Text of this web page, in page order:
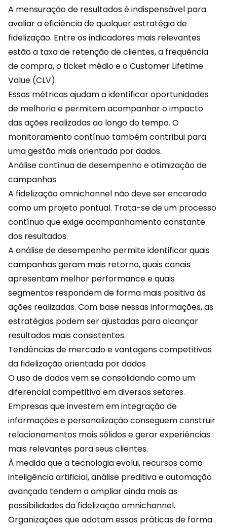
A mensuração de resultados é indispensável para
avaliar a eficiência de qualquer estratégia de
fidelização. Entre os indicadores mais relevantes
estão a taxa de retenção de clientes, a frequência
de compra, o ticket médio e o Customer Lifetime
Value (CLV).
Essas métricas ajudam a identificar oportunidades
de melhoria e permitem acompanhar o impacto
das ações realizadas ao longo do tempo. O
monitoramento contínuo também contribui para
uma gestão mais orientada por dados.
Análise contínua de desempenho e otimização de
campanhas
A fidelização omnichannel não deve ser encarada
como um projeto pontual. Trata-se de um processo
contínuo que exige acompanhamento constante
dos resultados.
A análise de desempenho permite identificar quais
campanhas geram mais retorno, quais canais
apresentam melhor performance e quais
segmentos respondem de forma mais positiva às
ações realizadas. Com base nessas informações, as
estratégias podem ser ajustadas para alcançar
resultados mais consistentes.
Tendências de mercado e vantagens competitivas
da fidelização orientada por dados
O uso de dados vem se consolidando como um
diferencial competitivo em diversos setores.
Empresas que investem em integração de
informações e personalizaçãoconseguem construir
relacionamentos mais sólidos e gerar experiências
mais relevantes para seus clientes.
À medida que a tecnologia evolui, recursos como
inteligência artificial, análise preditiva e automação
avançada tendem a ampliar ainda mais as
possibilidades da fidelização omnichannel.
Organizações que adotam essas práticas de forma